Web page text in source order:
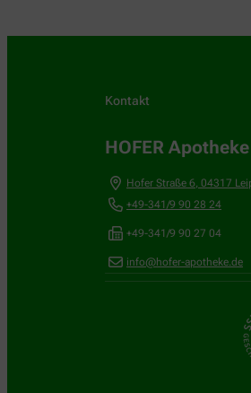
Kontakt
HOFER Apotheke
Hofer Straße 6, 04317
+49-341/9 90 28 24
+49-341/9 90 27 04
info@hofer-apotheke.de